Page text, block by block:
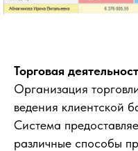
Торговая
Организация
ведения клиентской
Система
различные способы